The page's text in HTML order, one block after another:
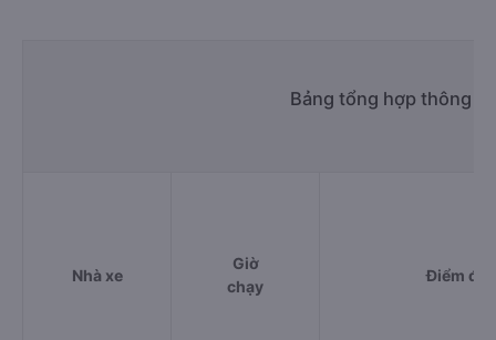
Bảng tổng hợp thông
Nhà xe
Giờ
chạy
Điểm đi